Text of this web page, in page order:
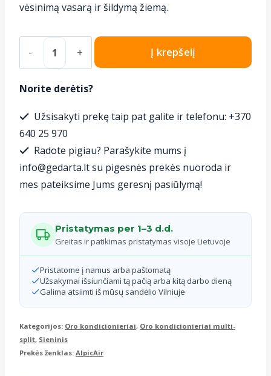
vėsinimą vasarą ir šildymą žiemą.
produkto
kiekis:
Oro
AlpicAir
PRO
II
blokas
2.7
kW/3
kW
Į krepšelį
Norite derėtis?
Užsisakyti prekę taip pat galite ir telefonu: +370
640 25 970
Radote pigiau? Parašykite mums į
info@gedarta.lt su pigesnės prekės nuoroda ir
mes pateiksime Jums geresnį pasiūlymą!
Pristatymas per 1–3 d.d.
Greitas ir patikimas pristatymas visoje Lietuvoje
Pristatome į namus arba paštomatą
Užsakymai išsiunčiami tą pačią arba kitą darbo dieną
Galima atsiimti iš mūsų sandėlio Vilniuje
Kategorijos: Oro kondicionieriai, Oro kondicionieriai multi-
split, Sieninis
Prekės ženklas: AlpicAir